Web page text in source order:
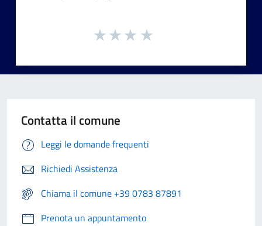
Contatta il comune
Leggi le domande frequenti
Richiedi Assistenza
Chiama il comune +39 0783 87891
Prenota un appuntamento